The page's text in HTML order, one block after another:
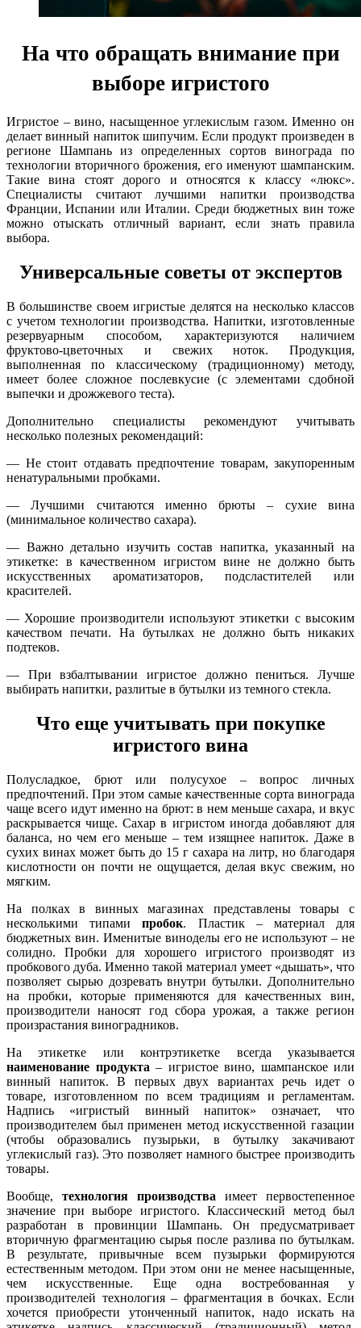
На что обращать внимание при
выборе игристого
Игристое – вино, насыщенное углекислым газом. Именно он
делает винный напиток шипучим. Если продукт произведен в
регионе Шампань из определенных сортов винограда по
технологии вторичного брожения, его именуют шампанским.
Такие вина стоят дорого и относятся к классу «люкс».
Специалисты считают лучшими напитки производства
Франции, Испании или Италии. Среди бюджетных вин тоже
можно отыскать отличный вариант, если знать правила
выбора.
Универсальные советы от экспертов
В большинстве своем игристые делятся на несколько классов
с учетом технологии производства. Напитки, изготовленные
резервуарным способом, характеризуются наличием
фруктово-цветочных и свежих ноток. Продукция,
выполненная по классическому (традиционному) методу,
имеет более сложное послевкусие (с элементами сдобной
выпечки и дрожжевого теста).
Дополнительно специалисты рекомендуют учитывать
несколько полезных рекомендаций:
— Не стоит отдавать предпочтение товарам, закупоренным
ненатуральными пробками.
— Лучшими считаются именно брюты – сухие вина
(минимальное количество сахара).
— Важно детально изучить состав напитка, указанный на
этикетке: в качественном игристом вине не должно быть
искусственных ароматизаторов, подсластителей или
красителей.
— Хорошие производители используют этикетки с высоким
качеством печати. На бутылках не должно быть никаких
подтеков.
— При взбалтывании игристое должно пениться. Лучше
выбирать напитки, разлитые в бутылки из темного стекла.
Что еще учитывать при покупке
игристого вина
Полусладкое, брют или полусухое – вопрос личных
предпочтений. При этом самые качественные сорта винограда
чаще всего идут именно на брют: в нем меньше сахара, и вкус
раскрывается чище. Сахар в игристом иногда добавляют для
баланса, но чем его меньше – тем изящнее напиток. Даже в
сухих винах может быть до 15 г сахара на литр, но благодаря
кислотности он почти не ощущается, делая вкус свежим, но
мягким.
На полках в винных магазинах представлены товары с
несколькими типамипробок. Пластик – материал для
бюджетных вин. Именитые виноделы его не используют – не
солидно. Пробки для хорошего игристого производят из
пробкового дуба. Именно такой материал умеет «дышать», что
позволяет сырью дозревать внутри бутылки. Дополнительно
на пробки, которые применяются для качественных вин,
производители наносят год сбора урожая, а также регион
произрастания виноградников.
На этикетке или контрэтикетке всегда указывается
наименование продукта – игристое вино, шампанское или
винный напиток. В первых двух вариантах речь идет о
товаре, изготовленном по всем традициям и регламентам.
Надпись «игристый винный напиток» означает, что
производителем был применен метод искусственной газации
(чтобы образовались пузырьки, в бутылку закачивают
углекислый газ). Это позволяет намного быстрее производить
товары.
Вообще, технология производства имеет первостепенное
значение при выборе игристого. Классический метод был
разработан в провинции Шампань. Он предусматривает
вторичную фрагментацию сырья после разлива по бутылкам.
В результате, привычные всем пузырьки формируются
естественным методом. При этом они не менее насыщенные,
чем искусственные. Еще одна востребованная у
производителей технология – фрагментация в бочках. Если
хочется приобрести утонченный напиток, надо искать на